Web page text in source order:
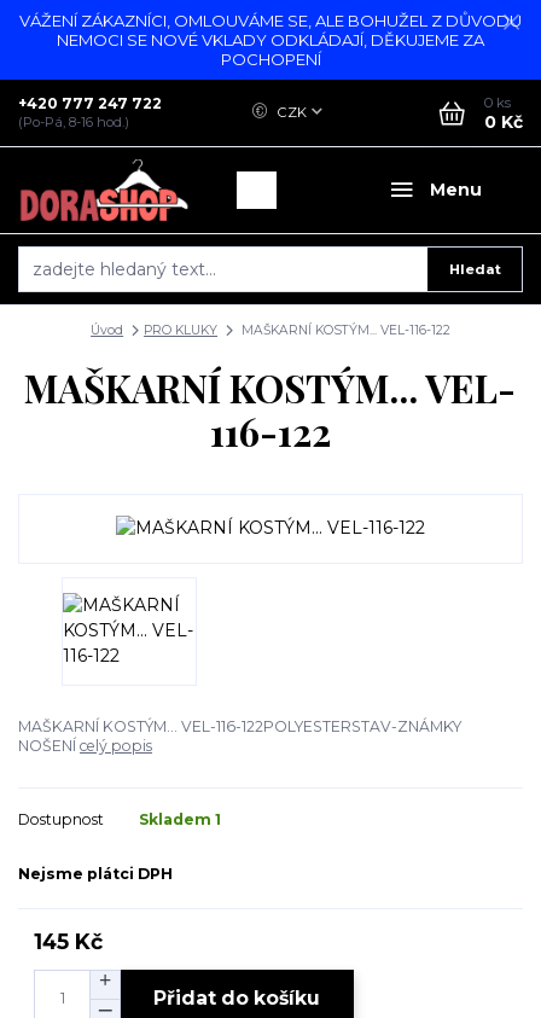
VÁŽENÍ ZÁKAZNÍCI, OMLOUVÁME SE, ALE BOHUŽEL Z DŮVODU
NEMOCI SE NOVÉ VKLADY ODKLÁDAJÍ, DĚKUJEME ZA
POCHOPENÍ
Menu
CZK
Hledat
+420 777 247 722
(Po-Pá, 8-16 hod.)
0 ks
0 Kč
Úvod PRO KLUKY MAŠKARNÍ KOSTÝM... VEL-116-122
MAŠKARNÍ KOSTÝM... VEL-
116-122
MAŠKARNÍ KOSTÝM... VEL-116-122POLYESTERSTAV-ZNÁMKY
NOŠENÍ celý popis
Dostupnost Skladem 1
Nejsme plátci DPH
145 Kč
Přidat do košíku